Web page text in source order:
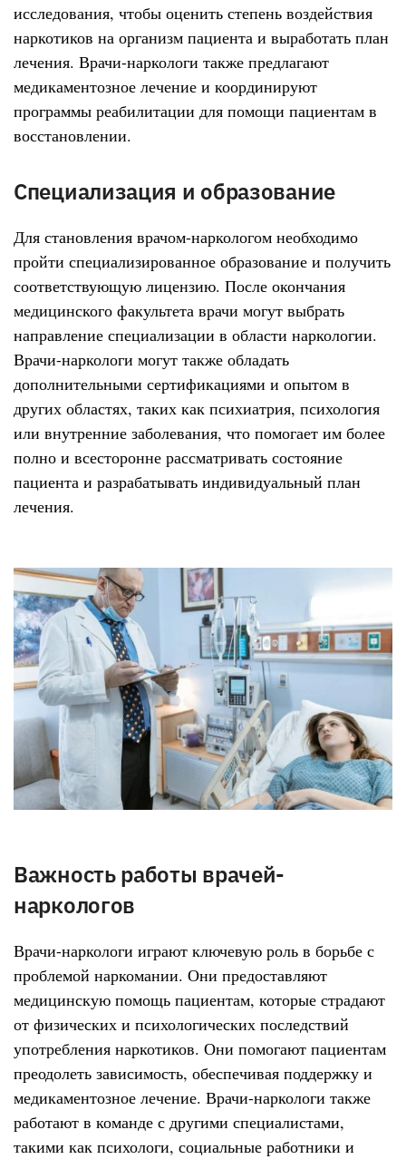
исследования, чтобы оценить степень воздействия
наркотиков на организм пациента и выработать план
лечения. Врачи-наркологи также предлагают
медикаментозное лечение и координируют
программы реабилитации для помощи пациентам в
восстановлении.
Специализация и образование
Для становления врачом-наркологом необходимо
пройти специализированное образование и получить
соответствующую лицензию. После окончания
медицинского факультета врачи могут выбрать
направление специализации в области наркологии.
Врачи-наркологи могут также обладать
дополнительными сертификациями и опытом в
других областях, таких как психиатрия, психология
или внутренние заболевания, что помогает им более
полно и всесторонне рассматривать состояние
пациента и разрабатывать индивидуальный план
лечения.
Важность работы врачей-
наркологов
Врачи-наркологи играют ключевую роль в борьбе с
проблемой наркомании. Они предоставляют
медицинскую помощь пациентам, которые страдают
от физических и психологических последствий
употребления наркотиков. Они помогают пациентам
преодолеть зависимость, обеспечивая поддержку и
медикаментозное лечение. Врачи-наркологи также
работают в команде с другими специалистами,
такими как психологи, социальные работники и